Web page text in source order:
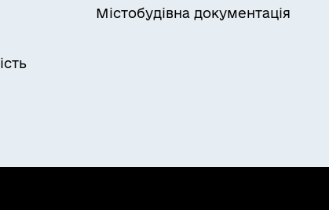
Містобудівна документація